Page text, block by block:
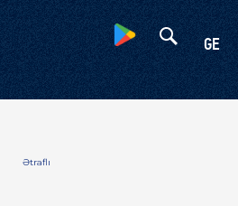
GE
Ətraflı